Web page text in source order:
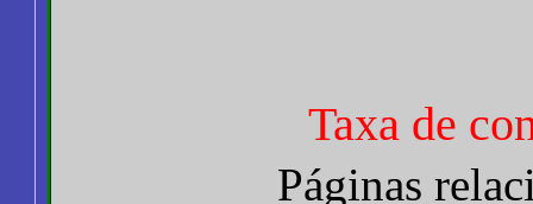
Taxa de
Páginas